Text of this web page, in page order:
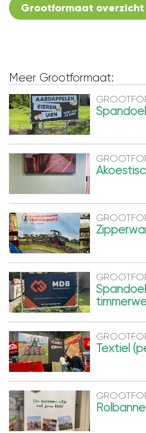
Grootformaat overzicht
Meer Grootformaat:
Textiel